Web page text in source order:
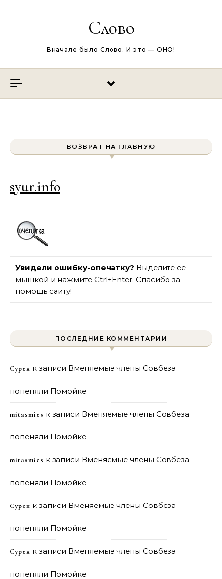
Слово
Вначале было Слово. И это — ОНО!
ВОЗВРАТ НА ГЛАВНУЮ
syur.info
Увидели ошибку-опечатку? Выделите ее
мышкой и нажмите Ctrl+Enter. Спасибо за
помощь сайту!
ПОСЛЕДНИЕ КОММЕНТАРИИ
Сурен к записи Вменяемые члены Совбеза
попеняли Помойке
mitasmies к записи Вменяемые члены Совбеза
попеняли Помойке
mitasmies к записи Вменяемые члены Совбеза
попеняли Помойке
Сурен к записи Вменяемые члены Совбеза
попеняли Помойке
Сурен к записи Вменяемые члены Совбеза
попеняли Помойке